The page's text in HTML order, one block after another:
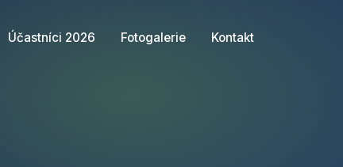
Účastníci 2026 Fotogalerie Kontakt